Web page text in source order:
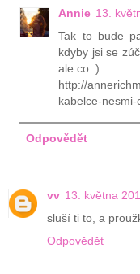
Annie 13.
Tak to bude
kdyby jsi se
ale co :)
http://
kabelce-
Odpovědět
vv 13. května
sluší ti to, a
Odpovědět